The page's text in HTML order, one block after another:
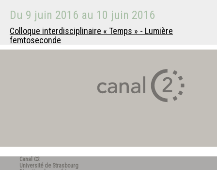
Du 9 juin 2016 au 10 juin 2016
Colloque interdisciplinaire « Temps » - Lumière
femtoseconde
Canal C2
Université de Strasbourg